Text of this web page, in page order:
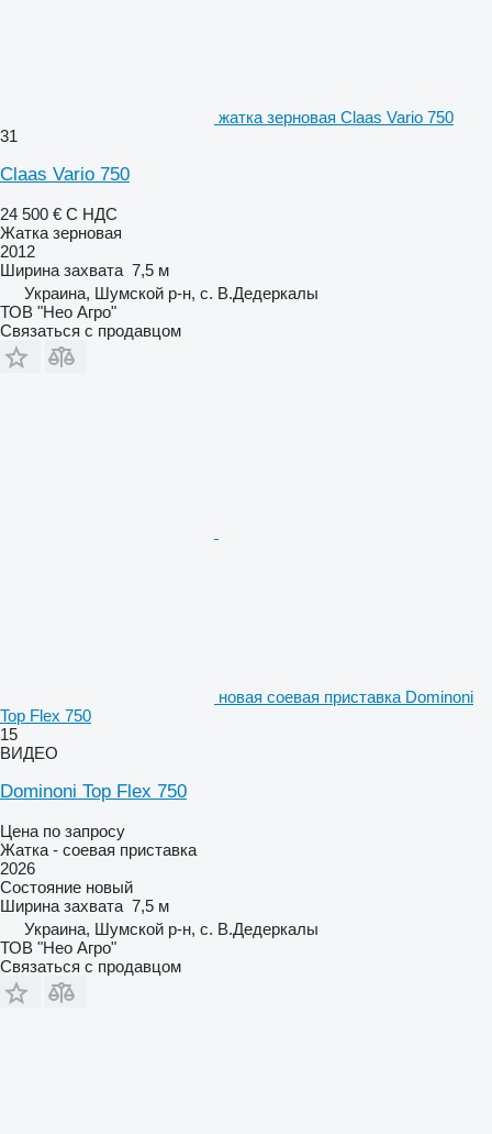
жатка зерновая Claas Vario 750
31
Claas Vario 750
24 500 € С НДС
Жатка зерновая
2012
Ширина захвата 7,5 м
Украина, Шумской р-н, с. В.Дедеркалы
ТОВ "Нео Агро"
Связаться с продавцом
новая соевая приставка Dominoni
Top Flex 750
15
ВИДЕО
Dominoni Top Flex 750
Цена по запросу
Жатка - соевая приставка
2026
Состояние новый
Ширина захвата 7,5 м
Украина, Шумской р-н, с. В.Дедеркалы
ТОВ "Нео Агро"
Связаться с продавцом